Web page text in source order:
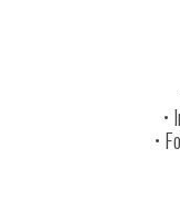
•
•